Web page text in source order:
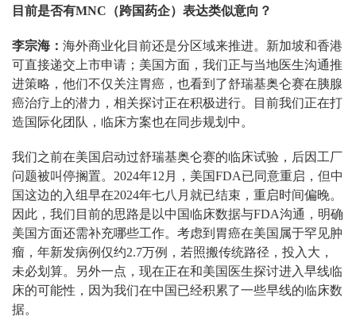
目前是否有MNC（跨国药企）表达类似意向？
李宗海： 海外商业化目前还是分区域来推进。新加坡和香港
可直接递交上市申请；美国方面，我们正与当地医生沟通推
进策略，他们不仅关注胃癌，也看到了舒瑞基奥仑赛在胰腺
癌治疗上的潜力，相关探讨正在积极进行。目前我们正在打
造国际化团队，临床方案也在同步规划中。
我们之前在美国启动过舒瑞基奥仑赛的临床试验，后因工厂
问题被叫停搁置。2024年12月，美国FDA已同意重启，但中
国这边的入组早在2024年七八月就已结束，重启时间偏晚。
因此，我们目前的思路是以中国临床数据与FDA沟通，明确
美国方面还需补充哪些工作。考虑到胃癌在美国属于罕见肿
瘤，年新发病例仅约2.7万例，若照搬传统路径，投入大，
未必划算。另外一点，现在正在和美国医生探讨进入早线临
床的可能性，因为我们在中国已经积累了一些早线的临床数
据。